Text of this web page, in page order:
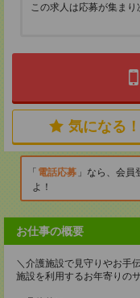
この求人は応募が集ま
気になる！
電話応募
なら、会員
よ！
お仕事の概要
＼介護施設で見守りやお手
施設を利用するお年寄りの